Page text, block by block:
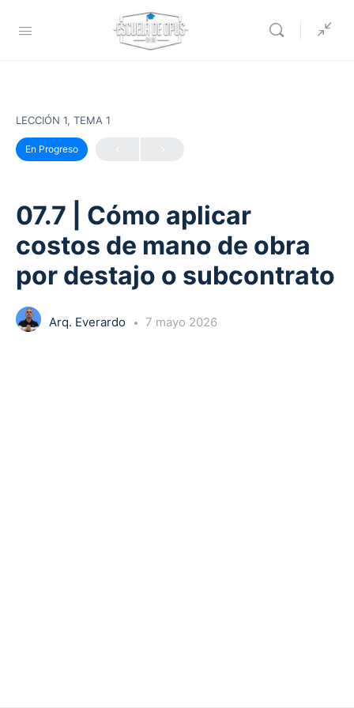
LECCIÓN 1, TEMA 1
En Progreso
07.7 | Cómo aplicar
costos de mano de obra
por destajo o subcontrato
Arq. Everardo 7 mayo 2026